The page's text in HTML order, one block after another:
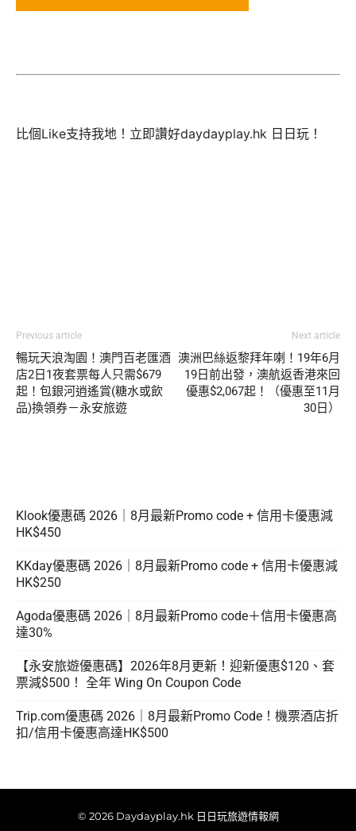
比個Like支持我地！立即讚好daydayplay.hk 日日玩！
Previous article
暢玩天浪淘園！澳門百老匯酒
店2日1夜套票每人只需$679
起！包銀河逍遙賞(糖水或飲
品)換領券－永安旅遊
Next article
澳洲巴絲返黎拜年喇！19年6月
19日前出發，澳航返香港來回
優惠$2,067起！（優惠至11月
30日）
Klook優惠碼 2026｜8月最新Promo code + 信用卡優惠減
HK$450
KKday優惠碼 2026｜8月最新Promo code + 信用卡優惠減
HK$250
Agoda優惠碼 2026｜8月最新Promo code＋信用卡優惠高
達30%
【永安旅遊優惠碼】2026年8月更新！迎新優惠$120、套
票減$500！ 全年 Wing On Coupon Code
Trip.com優惠碼 2026｜8月最新Promo Code！機票酒店折
扣/信用卡優惠高達HK$500
© 2026 Daydayplay.hk 日日玩旅遊情報網